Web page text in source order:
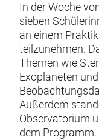
In der Woche
sieben
an einem
teilzunehmen.
Themen wie
Exoplaneten
Außerdem
Observatorium
dem Programm.